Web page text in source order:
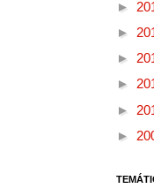
►
►
►
►
►
►